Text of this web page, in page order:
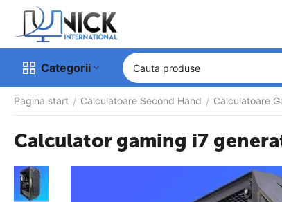
Categorii
Pagina start / Calculatoare Second Hand / Calculatoare
Calculator gaming i7